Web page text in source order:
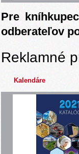
Pre
odberateľov
Reklamné
Kalendáre